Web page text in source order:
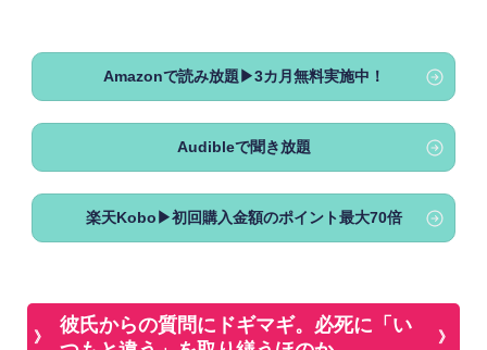
Amazonで読み放題▶3カ月無料実施中！
Audibleで聞き放題
楽天Kobo▶初回購入金額のポイント最大70倍
彼氏からの質問にドギマギ。必死に「い